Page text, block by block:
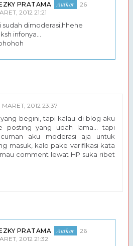
PRATAMA
26
2012 21:21
sudah dimoderasi,hhehe
infonya...
2012 23:37
begini, tapi kalau di blog aku
posting yang udah lama... tapi
aku moderasi aja untuk
masuk, kalo pake varifikasi kata
comment lewat HP suka ribet
PRATAMA
26
2012 21:32